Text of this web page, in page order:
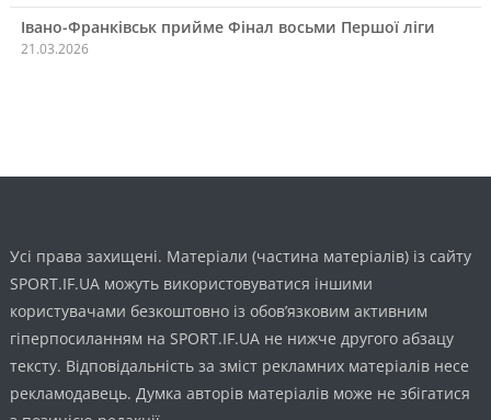
Івано-Франківськ прийме Фінал восьми Першої ліги
21.03.2026
Усі права захищені. Матеріали (частина матеріалів) із сайту
SPORT.IF.UA можуть використовуватися іншими
користувачами безкоштовно із обов’язковим активним
гіперпосиланням на SPORT.IF.UA не нижче другого абзацу
тексту. Відповідальність за зміст рекламних матеріалів несе
рекламодавець. Думка авторів матеріалів може не збігатися